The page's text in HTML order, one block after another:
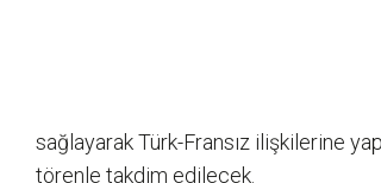
sağlayarak Türk-Fransız ilişkilerine
törenle takdim edilecek.